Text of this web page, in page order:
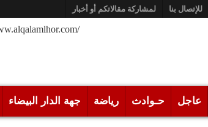
للإتصال بنا لمشاركة مقالاتكم أو أخبار
/www.alqalamlhor.com
عاجل حـوادث رياضة جهة الدار البيضاء